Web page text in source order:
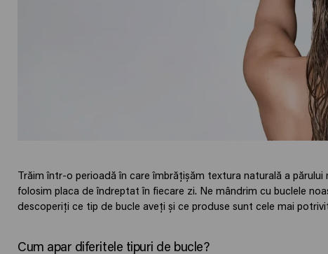
Trăim într-o perioadă în care îmbrățișăm textura naturală a
folosim placa de îndreptat în fiecare zi. Ne mândrim cu buclele
descoperiți ce tip de bucle aveți și ce produse sunt cele mai
Cum apar diferitele tipuri de bucle?